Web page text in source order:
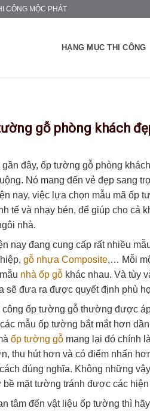
CÔNG MỘC PHÁT
HẠNG MỤC THI CÔNG
gỗ phòng khách
gần đây, ốp tường gỗ phòng
Nó mang đến vẻ đẹp sang
nay, việc lựa chọn mẫu mã
tế và nhạy bén, để giúp cho cả
nhà.
nay đang cung cấp rất nhiều
gỗ nhựa Composite,… Mỗi
nhà ốp gỗ khác nhau. Và tùy
sẽ đưa ra được quyết định phù
ốp tường gỗ thường được
mẫu ốp tường bắt mắt hơn
ốp tường gỗ mang lại đó chính
thu hút hơn và có điểm nhấn
đúng nghĩa. Không những
bề mặt tường tránh được các
tâm đến vật liệu ốp tường thì